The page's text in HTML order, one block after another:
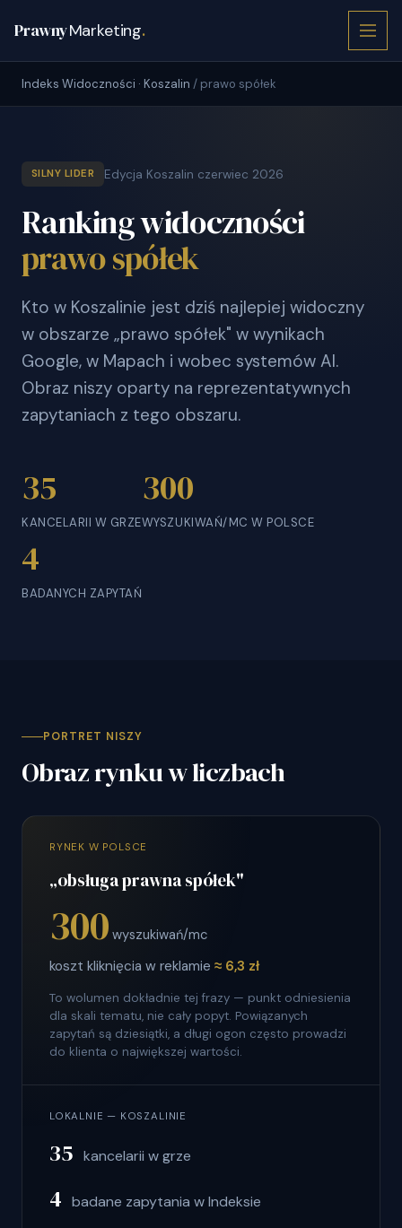
PrawnyMarketing.
Indeks Widoczności · Koszalin / prawo spółek
SILNY LIDER Edycja Koszalin czerwiec 2026
Ranking widoczności
prawo spółek
Kto w Koszalinie jest dziś najlepiej widoczny
w obszarze „prawo spółek" w wynikach
Google, w Mapach i wobec systemów AI.
Obraz niszy oparty na reprezentatywnych
zapytaniach z tego obszaru.
35
KANCELARII W GRZE
300
WYSZUKIWAŃ/MC W POLSCE
4
BADANYCH ZAPYTAŃ
PORTRET NISZY
Obraz rynku w liczbach
RYNEK W POLSCE
„obsługa prawna spółek"
300 wyszukiwań/mc
koszt kliknięcia w reklamie ≈ 6,3 zł
To wolumen dokładnie tej frazy — punkt odniesienia
dla skali tematu, nie cały popyt. Powiązanych
zapytań są dziesiątki, a długi ogon często prowadzi
do klienta o największej wartości.
LOKALNIE — KOSZALINIE
35 kancelarii w grze
4 badane zapytania w Indeksie